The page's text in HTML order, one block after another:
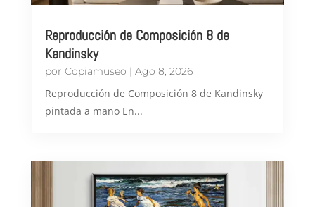
Reproducción de Composición 8 de
Kandinsky
por Copiamuseo | Ago 8, 2026
Reproducción de Composición 8 de Kandinsky
pintada a mano En...